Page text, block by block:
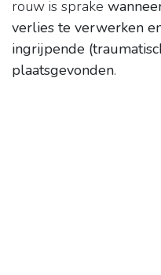
rouw is sprake
verlies te verwerken
ingrijpende
plaatsgevonden.